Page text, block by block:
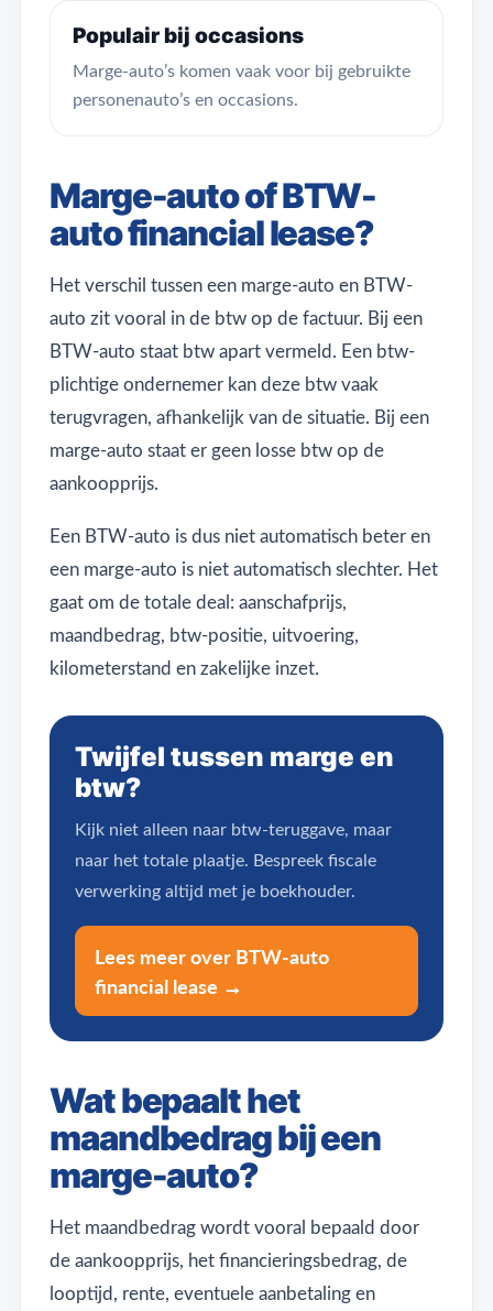
Populair bij occasions
Marge-auto’s komen vaak voor bij gebruikte
personenauto’s en occasions.
Marge-auto of BTW-
auto financial lease?
Het verschil tussen een marge-auto en BTW-
auto zit vooral in de btw op de factuur. Bij een
BTW-auto staat btw apart vermeld. Een btw-
plichtige ondernemer kan deze btw vaak
terugvragen, afhankelijk van de situatie. Bij een
marge-auto staat er geen losse btw op de
aankoopprijs.
Een BTW-auto is dus niet automatisch beter en
een marge-auto is niet automatisch slechter. Het
gaat om de totale deal: aanschafprijs,
maandbedrag, btw-positie, uitvoering,
kilometerstand en zakelijke inzet.
Twijfel tussen marge en
btw?
Kijk niet alleen naar btw-teruggave, maar
naar het totale plaatje. Bespreek fiscale
verwerking altijd met je boekhouder.
Lees meer over BTW-auto
financial lease →
Wat bepaalt het
maandbedrag bij een
marge-auto?
Het maandbedrag wordt vooral bepaald door
de aankoopprijs, het financieringsbedrag, de
looptijd, rente, eventuele aanbetaling en